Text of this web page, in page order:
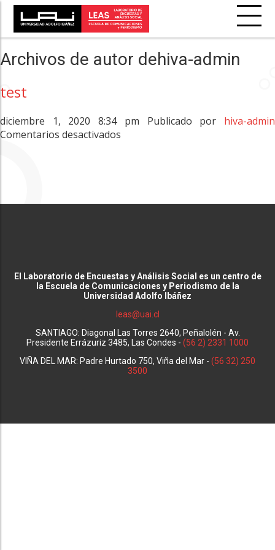
Archivos de autor dehiva-admin
test
diciembre 1, 2020 8:34 pm Publicado por hiva-admin
Comentarios desactivados
El Laboratorio de Encuestas y Análisis Social es un centro de
la Escuela de Comunicaciones y Periodismo de la
Universidad Adolfo Ibáñez
leas@uai.cl
SANTIAGO: Diagonal Las Torres 2640, Peñalolén - Av.
Presidente Errázuriz 3485, Las Condes - (56 2) 2331 1000
VIÑA DEL MAR: Padre Hurtado 750, Viña del Mar - (56 32) 250
3500